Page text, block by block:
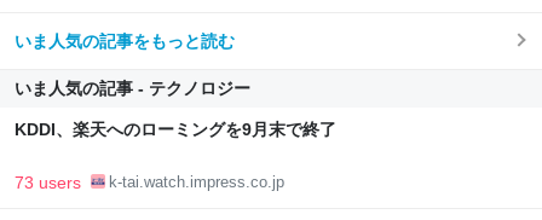
いま人気の記事をもっと読む
いま人気の記事 - テクノロジー
KDDI、楽天へのローミングを9月末で終了
73 users k-tai.watch.impress.co.jp